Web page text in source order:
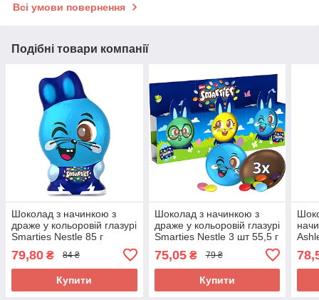
Всі умови повернення
Подібні товари компанії
Шоколад з начинкою з
драже у кольоровій глазурі
Smarties Nestle 85 г
79,80 ₴ 84 ₴
Купити
Шоколад з начинкою з
драже у кольоровій глазурі
Smarties Nestle 3 шт 55,5 г
75,05₴ 79 ₴
Купити